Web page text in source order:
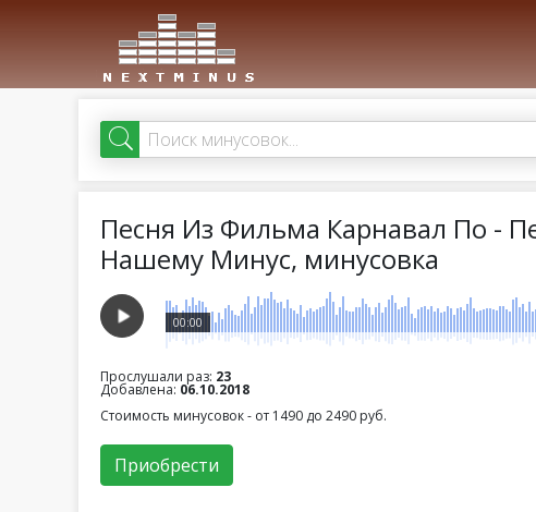
Песня Из Фильма Карнавал По -
Нашему Минус, минусовка
00:00
Прослушали раз: 23
Добавлена: 06.10.2018
Стоимость минусовок - от 1490 до 2490 руб.
Приобрести